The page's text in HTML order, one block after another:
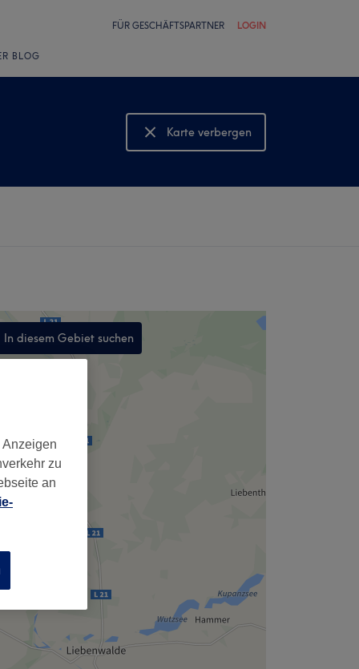
FÜR GESCHÄFTSPARTNER LOGIN
BLOG
Karte verbergen
Karte anzeigen
In diesem Gebiet suchen
,
zu
an